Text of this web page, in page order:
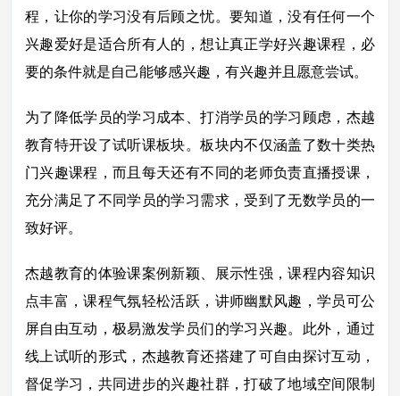
程，让你的学习没有后顾之忧。要知道，没有任何一个
兴趣爱好是适合所有人的，想让真正学好兴趣课程，必
要的条件就是自己能够感兴趣，有兴趣并且愿意尝试。
为了降低学员的学习成本、打消学员的学习顾虑，杰越
教育特开设了试听课板块。板块内不仅涵盖了数十类热
门兴趣课程，而且每天还有不同的老师负责直播授课，
充分满足了不同学员的学习需求，受到了无数学员的一
致好评。
杰越教育的体验课案例新颖、展示性强，课程内容知识
点丰富，课程气氛轻松活跃，讲师幽默风趣，学员可公
屏自由互动，极易激发学员们的学习兴趣。此外，通过
线上试听的形式，杰越教育还搭建了可自由探讨互动，
督促学习，共同进步的兴趣社群，打破了地域空间限制